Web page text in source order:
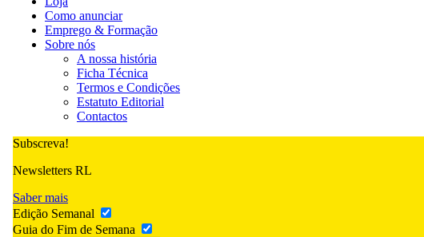
Como anunciar
Emprego & Formação
Sobre nós
A nossa história
Ficha Técnica
Termos e Condições
Estatuto Editorial
Contactos
Subscreva!
Newsletters RL
Saber mais
Edição Semanal
Guia do Fim de Semana